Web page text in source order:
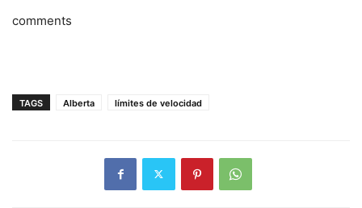
comments
TAGS Alberta límites de velocidad